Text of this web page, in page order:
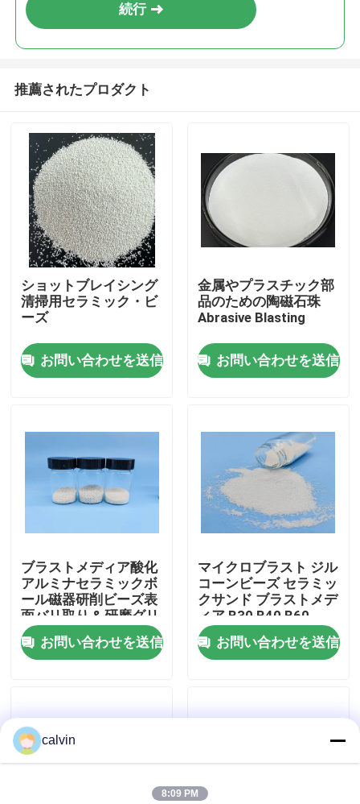
会社案内
お問い合わせ
見積依頼
陶磁器のビードの発破
続行
推薦されたプロダクト
ショットブレイシング
清掃用セラミック・ビ
ーズ
お問い合わせを送信
金属やプラスチック部
品のための陶磁石珠
Abrasive Blasting
お問い合わせを送信
ブラストメディア酸化
アルミナセラミックボ
ール磁器研削ビーズ表
面バリ取り & 研磨グリ
ット 36 カスタマイズ
お問い合わせを送信
マイクロブラスト ジル
コーンビーズ セラミッ
クサンド ブラストメデ
ィア B30 B40 B60
B120
お問い合わせを送信
calvin
8:09 PM